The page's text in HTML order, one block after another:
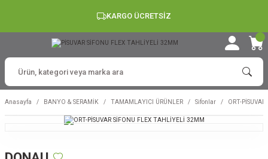
KARGO ÜCRETSİZ
Anasayfa BANYO & SERAMİK TAMAMLAYICI ÜRÜNLER Sifonlar ORT-